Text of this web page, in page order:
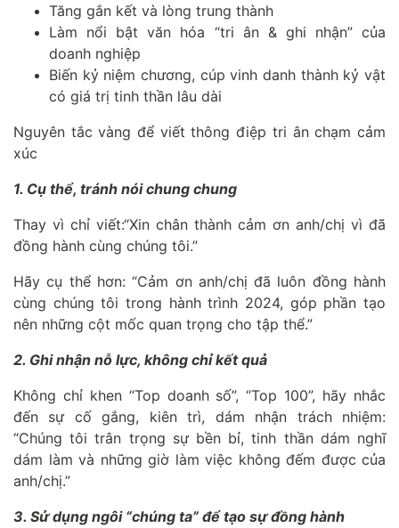
Tăng gắn kết và lòng trung thành
Làm nổi bật văn hóa “tri ân & ghi nhận” của
doanh nghiệp
Biến kỷ niệm chương, cúp vinh danh thành kỷ vật
có giá trị tinh thần lâu dài
Nguyên tắc vàng để viết thông điệp tri ân chạm cảm
xúc
1. Cụ thể, tránh nói chung chung
Thay vì chỉ viết:“Xin chân thành cảm ơn anh/chị vì đã
đồng hành cùng chúng tôi.”
Hãy cụ thể hơn: “Cảm ơn anh/chị đã luôn đồng hành
cùng chúng tôi trong hành trình 2024, góp phần tạo
nên những cột mốc quan trọng cho tập thể.”
2. Ghi nhận nỗ lực, không chỉ kết quả
Không chỉ khen “Top doanh số”, “Top 100”, hãy nhắc
đến sự cố gắng, kiên trì, dám nhận trách nhiệm:
“Chúng tôi trân trọng sự bền bỉ, tinh thần dám nghĩ
dám làm và những giờ làm việc không đếm được của
anh/chị.”
3. Sử dụng ngôi “chúng ta” để tạo sự đồng hành